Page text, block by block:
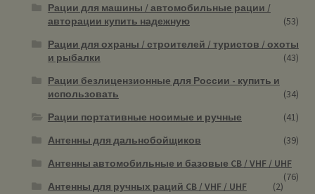
Рации для машины / автомобильные рации /
авторации купить надежную
(53)
Рации для охраны / строителей / туристов / охоты
и рыбалки
(43)
Рации безлицензионные для России - купить и
использовать
(34)
Рации портативные носимые и ручные
(41)
Антенны для дальнобойщиков
(39)
Антенны автомобильные и базовые CB / VHF / UHF
(76)
Антенны для ручных раций CB / VHF / UHF
(2)